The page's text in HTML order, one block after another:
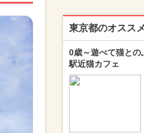
東京都のオスス
0歳～遊べて猫と
駅近猫カフェ